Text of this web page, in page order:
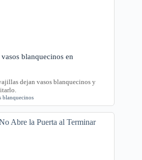
blanquecinos en
dejan vasos blanquecinos y
blanquecinos